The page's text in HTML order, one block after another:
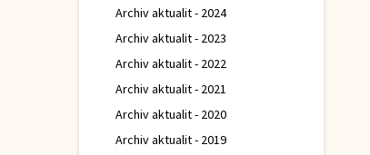
Archiv aktualit - 2024
Archiv aktualit - 2023
Archiv aktualit - 2022
Archiv aktualit - 2021
Archiv aktualit - 2020
Archiv aktualit - 2019